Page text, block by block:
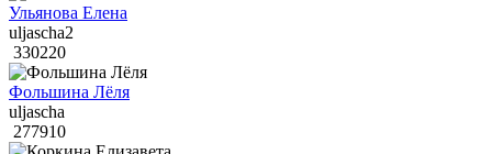
Ульянова Елена
uljascha2
330220
Фольшина Лёля
uljascha
277910